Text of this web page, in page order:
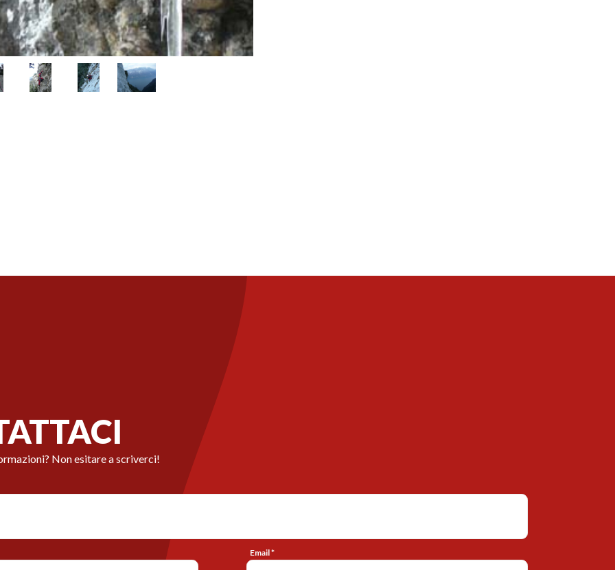
Non esitare a scriverci!
Email *